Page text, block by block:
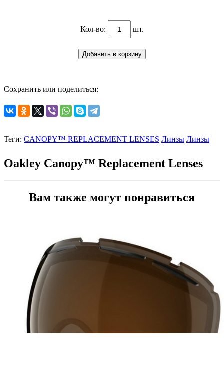
Кол-во: шт.
Сохранить или поделиться:
Теги: CANOPY™ REPLACEMENT LENSES Линзы Линзы
Oakley Canopy™ Replacement Lenses
Вам также могут понравиться